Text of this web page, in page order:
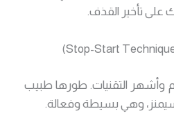
تأخير القذف.
التقنيات. طورها طبيب
وهي بسيطة وفعالة.